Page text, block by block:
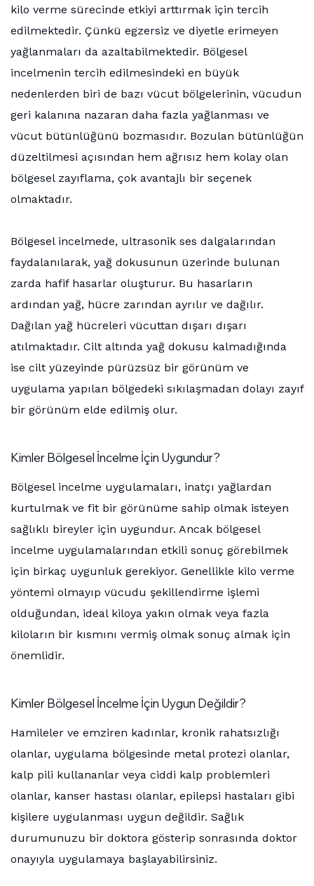
kilo verme sürecinde etkiyi arttırmak için tercih
edilmektedir. Çünkü egzersiz ve diyetle erimeyen
yağlanmaları da azaltabilmektedir. Bölgesel
incelmenin tercih edilmesindeki en büyük
nedenlerden biri de bazı vücut bölgelerinin, vücudun
geri kalanına nazaran daha fazla yağlanması ve
vücut bütünlüğünü bozmasıdır. Bozulan bütünlüğün
düzeltilmesi açısından hem ağrısız hem kolay olan
bölgesel zayıflama, çok avantajlı bir seçenek
olmaktadır.
Bölgesel incelmede, ultrasonik ses dalgalarından
faydalanılarak, yağ dokusunun üzerinde bulunan
zarda hafif hasarlar oluşturur. Bu hasarların
ardından yağ, hücre zarından ayrılır ve dağılır.
Dağılan yağ hücreleri vücuttan dışarı dışarı
atılmaktadır. Cilt altında yağ dokusu kalmadığında
ise cilt yüzeyinde pürüzsüz bir görünüm ve
uygulama yapılan bölgedeki sıkılaşmadan dolayı zayıf
bir görünüm elde edilmiş olur.
Kimler Bölgesel İncelme İçin Uygundur?
Bölgesel incelme uygulamaları, inatçı yağlardan
kurtulmak ve fit bir görünüme sahip olmak isteyen
sağlıklı bireyler için uygundur. Ancak bölgesel
incelme uygulamalarından etkili sonuç görebilmek
için birkaç uygunluk gerekiyor. Genellikle kilo verme
yöntemi olmayıp vücudu şekillendirme işlemi
olduğundan, ideal kiloya yakın olmak veya fazla
kiloların bir kısmını vermiş olmak sonuç almak için
önemlidir.
Kimler Bölgesel İncelme İçin Uygun Değildir?
Hamileler ve emziren kadınlar, kronik rahatsızlığı
olanlar, uygulama bölgesinde metal protezi olanlar,
kalp pili kullananlar veya ciddi kalp problemleri
olanlar, kanser hastası olanlar, epilepsi hastaları gibi
kişilere uygulanması uygun değildir. Sağlık
durumunuzu bir doktora gösterip sonrasında doktor
onayıyla uygulamaya başlayabilirsiniz.